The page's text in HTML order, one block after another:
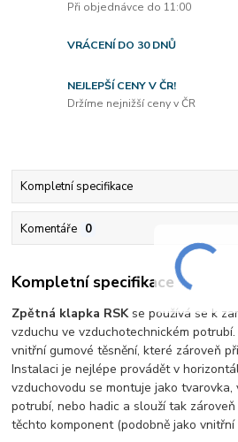
Při objednávce do 11:00
VRÁCENÍ DO 30 DNŮ
NEJLEPŠÍ CENY V ČR!
Držíme nejnižší ceny v ČR
Kompletní specifikace
Komentáře 0
Kompletní specifikace
Zpětná klapka RSKse používá se k
vzduchu ve vzduchotechnickém
vnitřní gumové těsnění, které zároveň
Instalaci je nejlépe provádět v
vzduchovodu se montuje jako
potrubí, nebo hadic a slouží tak
těchto komponent (podobně jako vnitřní